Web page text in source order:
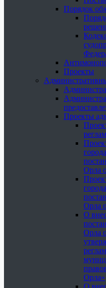
Порядок
Проекты
Проекты
Орла
Орла
О
Орла
Орла»
О